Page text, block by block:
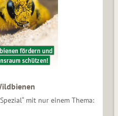
mit nur einem Thema: